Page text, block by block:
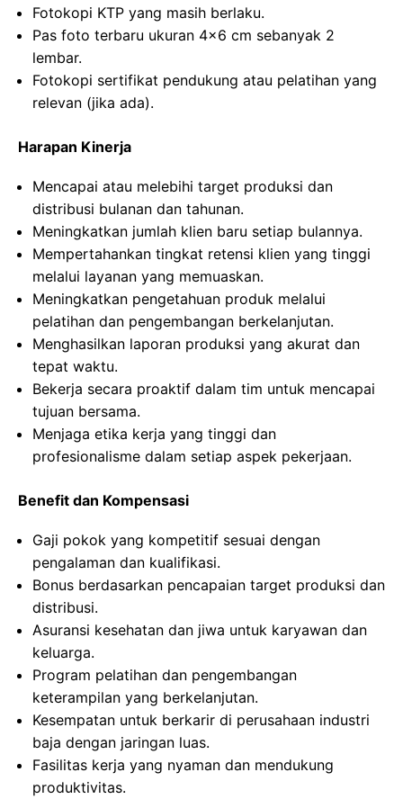
Fotokopi KTP yang masih berlaku.
Pas foto terbaru ukuran 4×6 cm sebanyak 2
lembar.
Fotokopi sertifikat pendukung atau pelatihan yang
relevan (jika ada).
Harapan Kinerja
Mencapai atau melebihi target produksi dan
distribusi bulanan dan tahunan.
Meningkatkan jumlah klien baru setiap bulannya.
Mempertahankan tingkat retensi klien yang tinggi
melalui layanan yang memuaskan.
Meningkatkan pengetahuan produk melalui
pelatihan dan pengembangan berkelanjutan.
Menghasilkan laporan produksi yang akurat dan
tepat waktu.
Bekerja secara proaktif dalam tim untuk mencapai
tujuan bersama.
Menjaga etika kerja yang tinggi dan
profesionalisme dalam setiap aspek pekerjaan.
Benefit dan Kompensasi
Gaji pokok yang kompetitif sesuai dengan
pengalaman dan kualifikasi.
Bonus berdasarkan pencapaian target produksi dan
distribusi.
Asuransi kesehatan dan jiwa untuk karyawan dan
keluarga.
Program pelatihan dan pengembangan
keterampilan yang berkelanjutan.
Kesempatan untuk berkarir di perusahaan industri
baja dengan jaringan luas.
Fasilitas kerja yang nyaman dan mendukung
produktivitas.